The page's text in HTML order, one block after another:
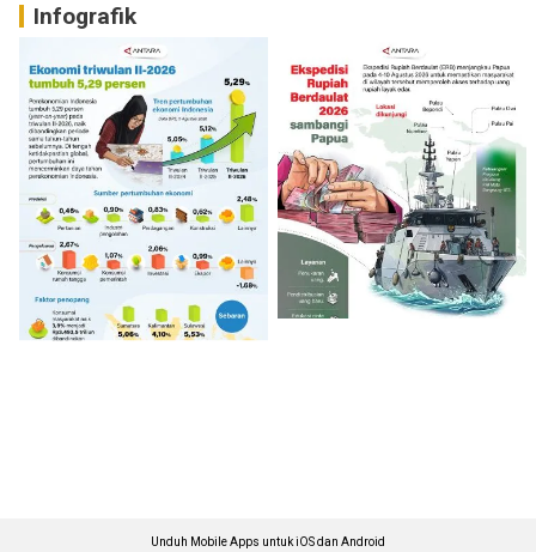
Infografik
Unduh Mobile Apps untuk iOS dan Android